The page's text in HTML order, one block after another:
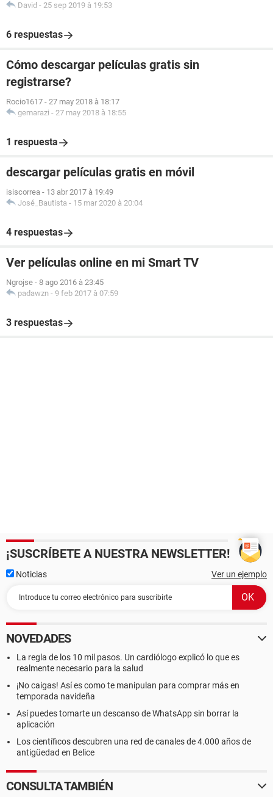
David - 25 sep 2019 à 19:53
6 respuestas
Cómo descargar películas gratis sin
registrarse?
Rocio1617 - 27 may 2018 à 18:17
gemarazi - 27 may 2018 à 18:55
1 respuesta
descargar películas gratis en móvil
isiscorrea - 13 abr 2017 à 19:49
José_Bautista - 15 mar 2020 à 20:04
4 respuestas
Ver películas online en mi Smart TV
Ngrojse - 8 ago 2016 à 23:45
padawzn - 9 feb 2017 à 07:59
3 respuestas
¡SUSCRÍBETE A NUESTRA NEWSLETTER!
Noticias Ver un ejemplo
NOVEDADES
La regla de los 10 mil pasos. Un cardiólogo explicó lo que es
realmente necesario para la salud
¡No caigas! Así es como te manipulan para comprar más en
temporada navideña
Así puedes tomarte un descanso de WhatsApp sin borrar la
aplicación
Los científicos descubren una red de canales de 4.000 años de
antigüedad en Belice
CONSULTA TAMBIÉN